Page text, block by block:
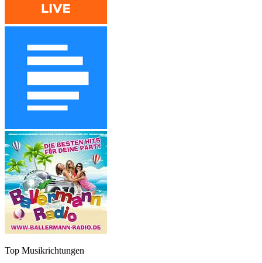
Top Musikrichtungen